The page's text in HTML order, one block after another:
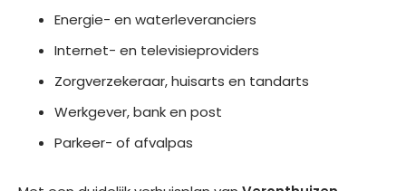
Energie- en waterleveranciers
Internet- en televisieproviders
Zorgverzekeraar, huisarts en tandarts
Werkgever, bank en post
Parkeer- of afvalpas